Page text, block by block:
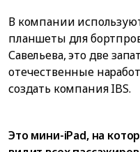
В компании
планшеты для
Савельева, это две
отечественные
создать компания IBS.
Это мини-iPad, на